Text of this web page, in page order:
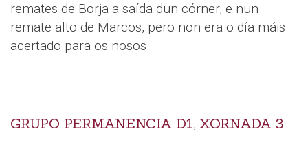
remates de Borja a saída dun córner, e nun
remate alto de Marcos, pero non era o día máis
acertado para os nosos.
GRUPO PERMANENCIA D1, XORNADA 3